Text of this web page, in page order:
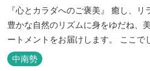
『心とカラダへのご褒美』 癒し、
豊かな自然のリズムに身をゆだね、
ートメントをお届けします。 ここでしか体験できない世界をゆっく
りとした時の流れの中でご堪能下さい
中南勢